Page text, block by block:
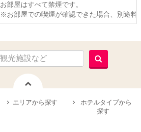
お部屋はすべて禁煙です。
※お部屋での喫煙が確認できた場合、別途料
エリアから探す
ホテルタイプから
探す